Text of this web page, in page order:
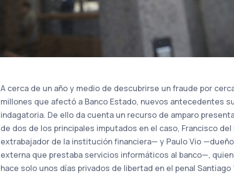
A cerca de un año y medio de descubrirse un fraude por
millones que afectó a Banco Estado, nuevos antecedentes
indagatoria. De ello da cuenta un recurso de amparo
de dos de los principales imputados en el caso, Francisco del
extrabajador de la institución financiera— y Paulo Vio
externa que prestaba servicios informáticos al banco—,
hace solo unos días privados de libertad en el penal Santiago